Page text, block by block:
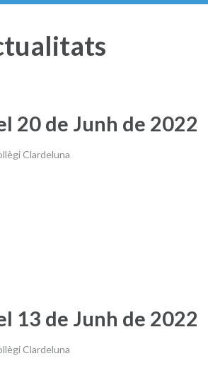
20 de Junh de 2022
Clardeluna
13 de Junh de 2022
Clardeluna